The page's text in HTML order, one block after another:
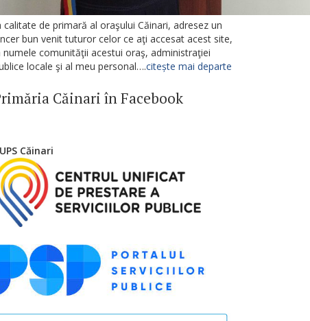
calitate de primară al oraşului Căinari, adresez un
bun venit tuturor celor ce aţi accesat acest site,
numele comunităţii acestui oraş, administraţiei
locale şi al meu personal….citește mai departe
Căinari în Facebook
Căinari